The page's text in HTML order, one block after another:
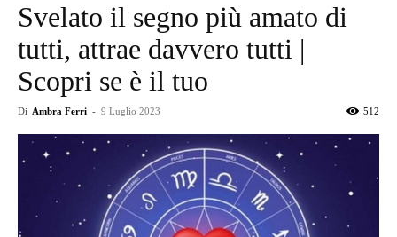
Svelato il segno più amato di
tutti, attrae davvero tutti |
Scopri se è il tuo
Di Ambra Ferri - 9 Luglio 2023 512